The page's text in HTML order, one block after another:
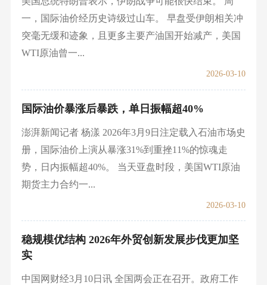
一，国际油价经历史诗级过山车。 早盘受伊朗相关冲
突毫无缓和迹象，且更多主要产油国开始减产，美国
WTI原油曾一...
2026-03-10
国际油价暴涨后暴跌，单日振幅超40%
澎湃新闻记者 杨漾 2026年3月9日注定载入石油市场史
册，国际油价上演从暴涨31%到重挫11%的惊魂走
势，日内振幅超40%。 当天亚盘时段，美国WTI原油
期货主力合约一...
2026-03-10
稳规模优结构 2026年外贸创新发展步伐更加坚
实
中国网财经3月10日讯 全国两会正在召开。政府工作